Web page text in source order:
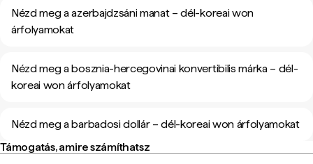
Nézd meg a azerbajdzsáni manat – dél-koreai won
árfolyamokat
Nézd meg a bosznia-hercegovinai konvertibilis márka – dél-
koreai won árfolyamokat
Nézd meg a barbadosi dollár – dél-koreai won árfolyamokat
Támogatás, amire számíthatsz